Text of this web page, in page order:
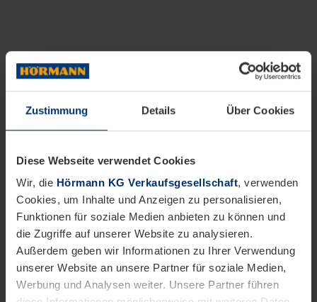
Zustimmung Details Über Cookies
Diese Webseite verwendet Cookies
Wir, die Hörmann KG Verkaufsgesellschaft, verwenden
Cookies, um Inhalte und Anzeigen zu personalisieren,
Funktionen für soziale Medien anbieten zu können und
die Zugriffe auf unserer Website zu analysieren.
Außerdem geben wir Informationen zu Ihrer Verwendung
unserer Website an unsere Partner für soziale Medien,
Werbung und Analysen weiter. Unsere Partner führen